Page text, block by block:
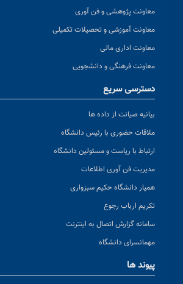
معاونت پژوهشی و فن آوری
معاونت آموزشی و تحصیلات تکمیلی
معاونت اداری مالی
معاونت فرهنگی و دانشجویی
دسترسی سریع
بیانیه صیانت از داده ها
ملاقات حضوری با رئیس دانشگاه
ارتباط با ریاست و مسئولین دانشگاه
مدیریت فن آوری اطلاعات
همیار دانشگاه حکیم سبزواری
تکریم ارباب رجوع
سامانه گزارش اتصال به اینترنت
مهمانسرای دانشگاه
پیوند ها